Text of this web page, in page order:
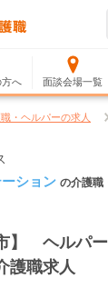
へ 面談会場一覧
・ヘルパーの求人
ション の介護職
】 ヘルパ
護職求人